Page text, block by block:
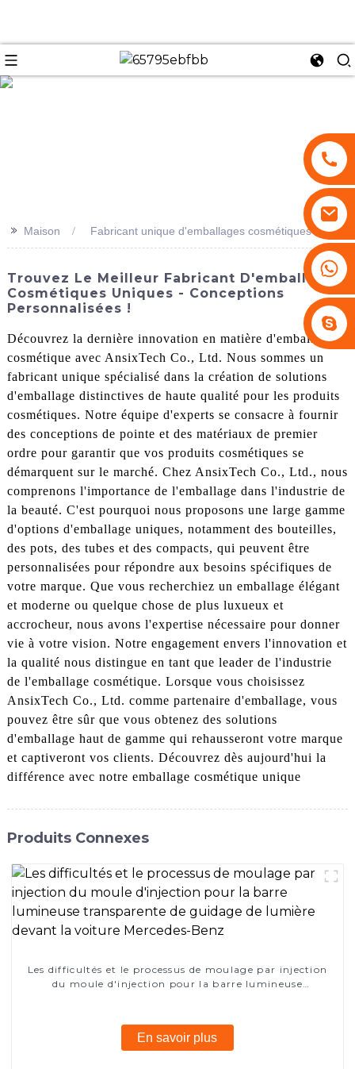
>> Maison Fabricant unique d'emballages cosmétiques
Trouvez Le Meilleur Fabricant D'emballages
Cosmétiques Uniques - Conceptions
Personnalisées !
Découvrez la dernière innovation en matière d'emballage
cosmétique avec AnsixTech Co., Ltd. Nous sommes un
fabricant unique spécialisé dans la création de solutions
d'emballage distinctives de haute qualité pour les produits
cosmétiques. Notre équipe d'experts se consacre à fournir
des conceptions de pointe et des matériaux de premier
ordre pour garantir que vos produits cosmétiques se
démarquent sur le marché. Chez AnsixTech Co., Ltd., nous
comprenons l'importance de l'emballage dans l'industrie de
la beauté. C'est pourquoi nous proposons une large gamme
d'options d'emballage uniques, notamment des bouteilles,
des pots, des tubes et des compacts, qui peuvent être
personnalisées pour répondre aux besoins spécifiques de
votre marque. Que vous recherchiez un emballage élégant
et moderne ou quelque chose de plus luxueux et
accrocheur, nous avons l'expertise nécessaire pour donner
vie à votre vision. Notre engagement envers l'innovation et
la qualité nous distingue en tant que leader de l'industrie
de l'emballage cosmétique. Lorsque vous choisissez
AnsixTech Co., Ltd. comme partenaire d'emballage, vous
pouvez être sûr que vous obtenez des solutions
d'emballage haut de gamme qui rehausseront votre marque
et captiveront vos clients. Découvrez dès aujourd'hui la
différence avec notre emballage cosmétique unique
Produits Connexes
Les difficultés et le processus de moulage par injection
du moule d'injection pour la barre lumineuse
En savoir plus